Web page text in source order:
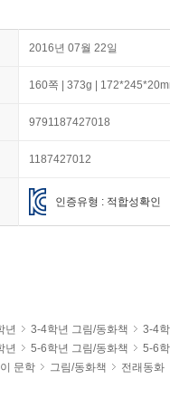
2016년 07월 22일
160쪽 | 373g |
9791187427018
1187427012
인증유형 : 적합성확인
년 3-4학년 그림/동화책
3-4
년 5-6학년 그림/동화책
5-6
문학 그림/동화책 전래동화